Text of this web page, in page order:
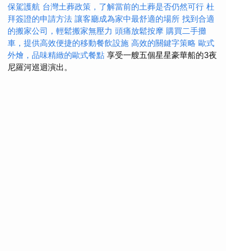
保駕護航 台灣土葬政策，了解當前的土葬是否仍然可行 杜
拜簽證的申請方法 讓客廳成為家中最舒適的場所 找到合適
的搬家公司，輕鬆搬家無壓力 頭痛放鬆按摩 購買二手攤
車，提供高效便捷的移動餐飲設施 高效的關鍵字策略 歐式
外燴，品味精緻的歐式餐點 享受一艘五個星星豪華船的3夜
尼羅河巡迴演出。